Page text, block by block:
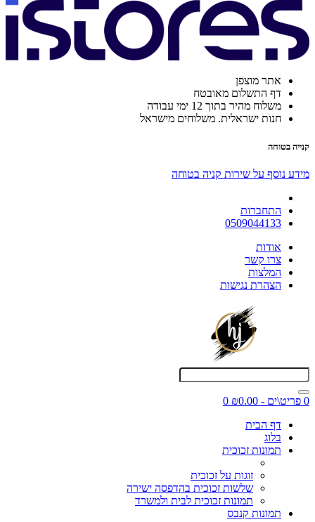
אתר מוצפן
דף התשלום מאובטח
משלוח מהיר בתוך 12 ימי עבודה
חנות ישראלית. משלוחים מישראל
קנייה בטוחה
מידע נוסף על שירות קניה בטוחה
התחברות
0509044133
אודות
צרו קשר
המלצות
הצהרת נגישות
0 פריט\ים - ₪0.00
0
דף הבית
בלוג
תמונות זכוכית
זוגות על זכוכית
שלשות זכוכית בהדפסה ישירה
תמונות זכוכית לבית ולמשרד
תמונות קנבס